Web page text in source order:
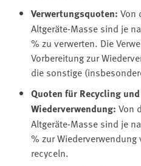
Verwertungsquoten: Von
Altgeräte-Masse sind je
% zu verwerten. Die
Vorbereitung zur
die sonstige
Quoten für Recycling
Wiederverwendung: Von
Altgeräte-Masse sind je
% zur
recyceln.